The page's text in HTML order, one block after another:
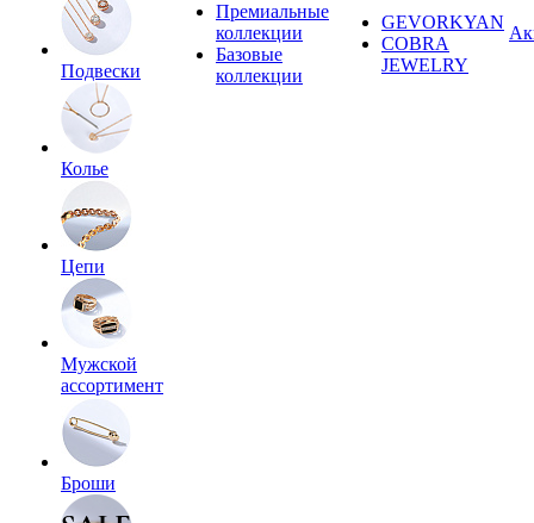
Подвески
Колье
Цепи
Мужской
ассортимент
Броши
Премиальные
коллекции
Базовые
коллекции
GEVORKYAN
COBRA
JEWELRY